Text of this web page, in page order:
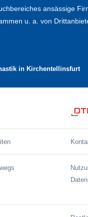
ansässige
u. a. von
in Kirchentellinsfurt